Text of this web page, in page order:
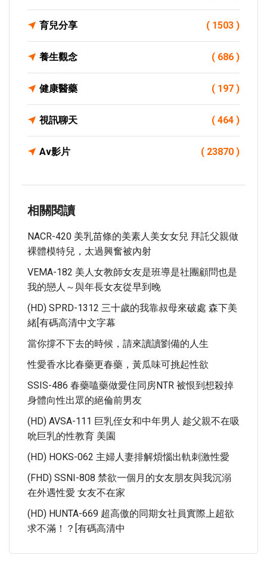
育兒分享 ( 1503 )
養生觀念 ( 686 )
健康醫藥 ( 197 )
視訊聊天 ( 464 )
Av影片 ( 23870 )
相關閱讀
NACR-420 美乳苗條的美素人美女女兒 拜託父親做
裸體模特兒，太過興奮被內射
VEMA-182 美人女教師女友是班導是社團顧問也是
我的戀人～與年長女友從早到晚
(HD) SPRD-1312 三十歲的我靠叔母來破處 森下美
緒[有碼高清中文字幕
當你撐不下去的時候，請來讀讀劉備的人生
性愛香水比春藥更春藥，黃瓜味可挑起性欲
SSIS-486 春藥嗑藥做愛住同房NTR 被恨到想殺掉
身體向性出眾的絕倫前男友
(HD) AVSA-111 巨乳侄女和中年男人 趁父親不在吸
吮巨乳的性教育 美園
(HD) HOKS-062 主婦人妻排解煩惱出軌刺激性愛
(FHD) SSNI-808 禁欲一個月的女友朋友與我沉溺
在外遇性愛 女友不在家
(HD) HUNTA-669 超高傲的同期女社員實際上超欲
求不滿！？[有碼高清中